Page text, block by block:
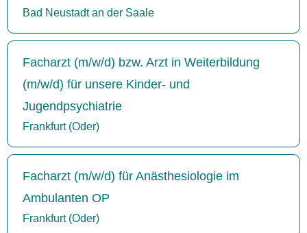
Bad Neustadt an der Saale
Facharzt (m/w/d) bzw. Arzt in Weiterbildung
(m/w/d) für unsere Kinder- und
Jugendpsychiatrie
Frankfurt (Oder)
Facharzt (m/w/d) für Anästhesiologie im
Ambulanten OP
Frankfurt (Oder)